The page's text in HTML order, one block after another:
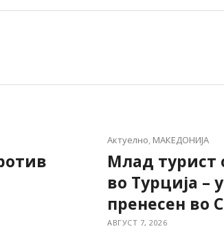
Актуелно, МАКЕДОНИЈА
Млад турист
во Турција –
пренесен во
АВГУСТ 7, 2026